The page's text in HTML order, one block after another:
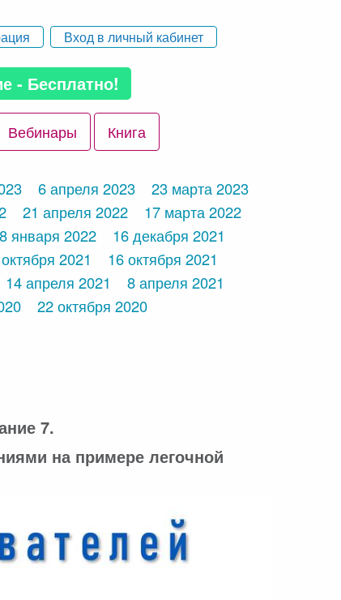
Вход в личный кабинет
- Бесплатно!
Вебинары Книга
6 апреля 2023
23 марта 2023
21 апреля 2022
17 марта 2022
января 2022
16 декабря 2021
2021
16 октября 2021
14 апреля 2021
8 апреля 2021
22 октября 2020
7.
на примере легочной